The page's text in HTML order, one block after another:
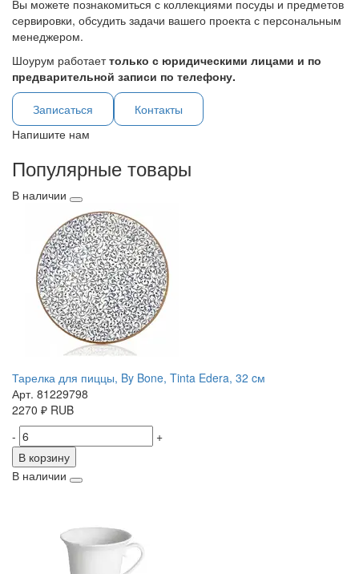
Вы можете познакомиться с коллекциями посуды и предметов
сервировки, обсудить задачи вашего проекта с персональным
менеджером.
Шоурум работаеттолько с юридическими лицами и по
предварительной записи по телефону.
Записаться
Контакты
Напишите нам
Популярные товары
В наличии
Тарелка для пиццы, By Bone, Tinta Edera, 32 cм
Арт. 81229798
2270 ₽ RUB
-
+
В корзину
В наличии